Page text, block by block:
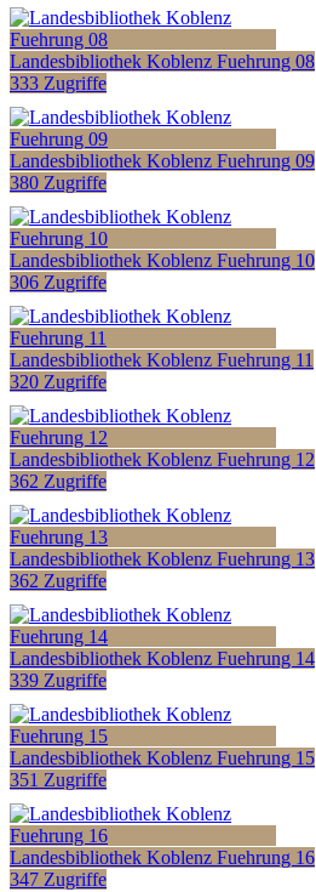
Landesbibliothek Koblenz Fuehrung 08
333 Zugriffe
Landesbibliothek Koblenz Fuehrung 09
380 Zugriffe
Landesbibliothek Koblenz Fuehrung 10
306 Zugriffe
Landesbibliothek Koblenz Fuehrung 11
320 Zugriffe
Landesbibliothek Koblenz Fuehrung 12
362 Zugriffe
Landesbibliothek Koblenz Fuehrung 13
362 Zugriffe
Landesbibliothek Koblenz Fuehrung 14
339 Zugriffe
Landesbibliothek Koblenz Fuehrung 15
351 Zugriffe
Landesbibliothek Koblenz Fuehrung 16
347 Zugriffe